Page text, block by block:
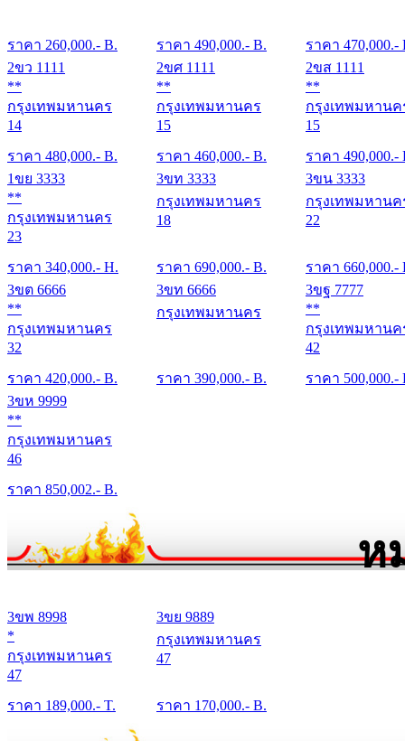
ราคา 260,000.- B. ราคา 490,000.- B. ราคา 470,000.-
2ขว 1111
**
กรุงเทพมหานคร
14
ราคา 480,000.- B.
2ขศ 1111
**
กรุงเทพมหานคร
15
ราคา 460,000.- B.
2ขส 1111
**
กรุงเทพมหานค
15
ราคา 490,000.-
1ขย 3333
**
กรุงเทพมหานคร
23
ราคา 340,000.- H.
3ขท 3333
กรุงเทพมหานคร
18
ราคา 690,000.- B.
3ขน 3333
กรุงเทพมหานค
22
ราคา 660,000.-
3ขต 6666
**
กรุงเทพมหานคร
32
ราคา 420,000.- B.
3ขท 6666
กรุงเทพมหานคร
ราคา 390,000.- B.
3ขฐ 7777
**
กรุงเทพมหานค
42
ราคา 500,000.-
3ขห 9999
**
กรุงเทพมหานคร
46
ราคา 850,002.- B.
ห
3ขพ 8998
*
กรุงเทพมหานคร
47
ราคา 189,000.- T.
3ขย 9889
กรุงเทพมหานคร
47
ราคา 170,000.- B.